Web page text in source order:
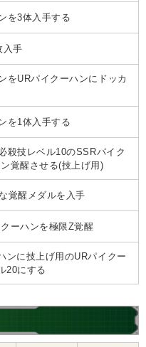
を3体入手する
入手
をURパイクーハンにドッカ
を1体入手する
殺技レベル10のSSRパイク
覚醒させる(技上げ用)
覚醒メダルを入手
ーハンを極限Z覚醒
ンに技上げ用のURパイクー
20にする